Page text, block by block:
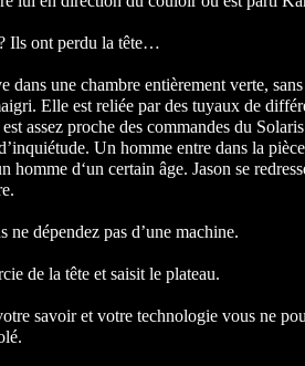
Ils ont perdu la tête…
dans une chambre entièrement verte,
Elle est reliée par des tuyaux de
assez proche des commandes du
Un homme entre dans la
homme d‘un certain âge. Jason se
ne dépendez pas d’une machine.
de la tête et saisit le plateau.
savoir et votre technologie vous ne